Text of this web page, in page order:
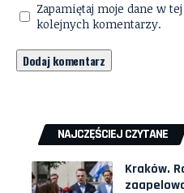
Zapamiętaj moje dane w
kolejnych komentarzy.
NAJCZĘŚCIEJ CZYTANE
Kraków.